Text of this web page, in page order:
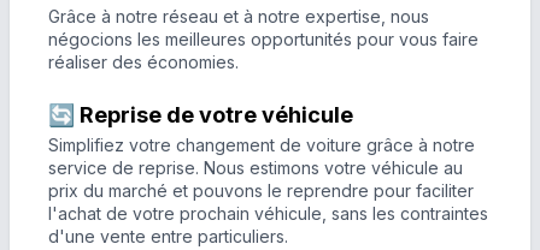
Grâce à notre réseau et à notre expertise, nous
négocions les meilleures opportunités pour vous faire
réaliser des économies.
🔄 Reprise de votre véhicule
Simplifiez votre changement de voiture grâce à notre
service de reprise. Nous estimons votre véhicule au
prix du marché et pouvons le reprendre pour faciliter
l'achat de votre prochain véhicule, sans les contraintes
d'une vente entre particuliers.